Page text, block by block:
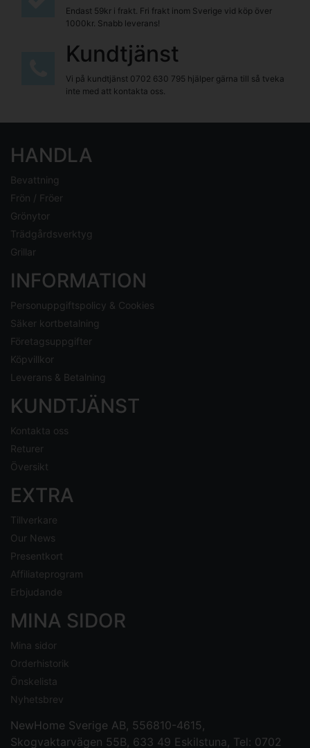
Endast 59kr i frakt. Fri frakt inom Sverige vid köp över
1000kr. Snabb leverans!
Kundtjänst
Vi på kundtjänst 0702 630 795 hjälper gärna till så tveka
inte med att kontakta oss.
HANDLA
Bevattning
Frön / Fröer
Grönytor
Trädgårdsverktyg
Grillar
INFORMATION
Personuppgiftspolicy & Cookies
Säker kortbetalning
Företagsuppgifter
Köpvillkor
Leverans & Betalning
KUNDTJÄNST
Kontakta oss
Returer
Översikt
EXTRA
Tillverkare
Our News
Presentkort
Affiliateprogram
Erbjudande
MINA SIDOR
Mina sidor
Orderhistorik
Önskelista
Nyhetsbrev
NewHome Sverige AB, 556810-4615,
Skogvaktarvägen 55B, 633 49 Eskilstuna, Tel: 0702